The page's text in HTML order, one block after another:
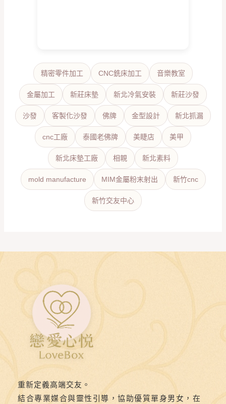
精密零件加工 CNC銑床加工 音樂教室
金屬加工 新莊床墊 新北冷氣安裝 新莊沙發
沙發 客製化沙發 佛牌 金型設計 新北抓漏
cnc工廠 泰國老佛牌 美睫店 美甲
新北床墊工廠 相親 新北素料
mold manufacture MIM金屬粉末射出 新竹cnc
新竹交友中心
重新定義高端交友。
結合專業媒合與靈性引導，協助優質單身男女，在